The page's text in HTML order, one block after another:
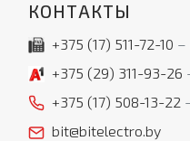
КОНТАКТЫ
+375 (17) 511-72-10
+375 (29) 311-93-26
+375 (17) 508-13-22
bit@bitelectro.by